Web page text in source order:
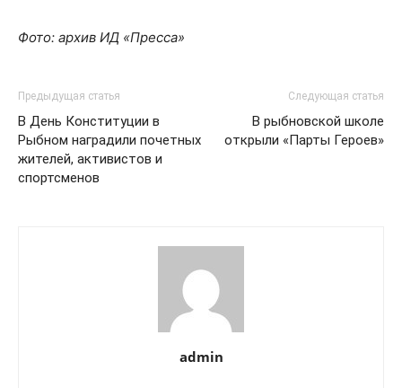
Фото: архив ИД «Пресса»
Предыдущая статья
В День Конституции в
Рыбном наградили почетных
жителей, активистов и
спортсменов
Следующая статья
В рыбновской школе
открыли «Парты Героев»
admin